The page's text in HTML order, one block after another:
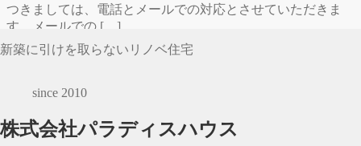
新築に引けを取らないリノベ住宅
since 2010
株式会社パラディスハウス
つきましては、電話とメールでの対応とさせていただきま
す。メールでの […]